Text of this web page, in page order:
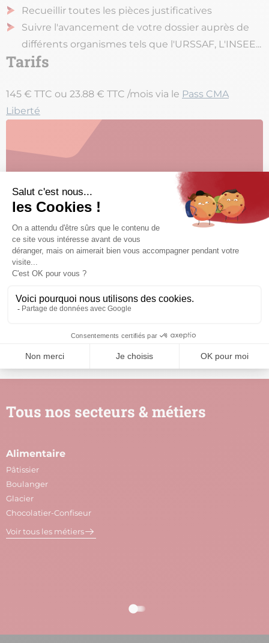
Recueillir toutes les pièces justificatives ​
Suivre l'avancement de votre dossier auprès de
différents organismes tels que l'URSSAF, L'INSEE...
Tarifs
145 € TTC ou 23.88 € TTC /mois via le Pass CMA
Liberté
Cet accompagnement vous
intéresse ?
Prenez rendez-vous
Partager avec
Tous nos secteurs & métiers
Alimentaire
Pâtissier
Boulanger
Glacier
Chocolatier-Confiseur
Voir tous les métiers